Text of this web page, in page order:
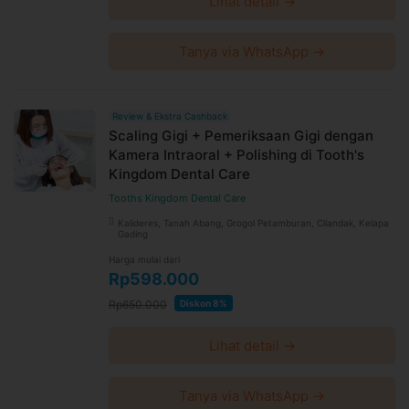
Tanya via WhatsApp →
Review & Ekstra Cashback
Scaling Gigi + Pemeriksaan Gigi dengan
Kamera Intraoral + Polishing di Tooth's
Kingdom Dental Care
Tooths Kingdom Dental Care
Kalideres, Tanah Abang, Grogol Petamburan, Cilandak, Kelapa
Gading
Harga mulai dari
Rp598.000
Rp650.000 Diskon 8%
Lihat detail →
Tanya via WhatsApp →